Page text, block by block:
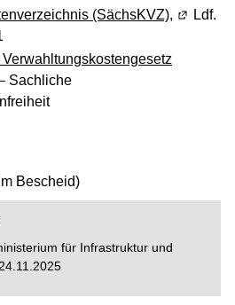
(SächsKVZ), (Wird in
Ldf.
in einem neuen Fenster geöffnet)
Sachliche
Bescheid)
für Infrastruktur und